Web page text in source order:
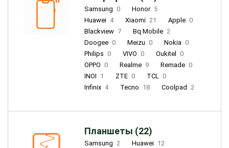
Samsung 0 Honor 5
Huawei 4 Xiaomi 21 Apple 0
Blackview 7 Bq Mobile 2
Doogee 0 Meizu 0 Nokia 0
Philips 0 VIVO 0 Oukitel
0
OPPO 0 Realme 9 Remade 0
INOI 1 ZTE 0 TCL 0
Infinix 4 Tecno 18 Coolpad 2
Планшеты (22)
Samsung 2 Huawei 12